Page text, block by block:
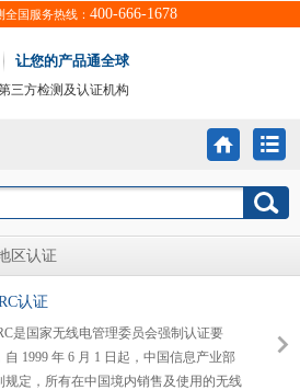
全国服务热线： 400-666-1678
让您的产品通全球
三方检测及认证机构
区认证
认证
是国家无线电管理委员会强制认证要
自 1999 年 6 月 1 日起，中国信息产业部
规定，所有在中国境内销售及使用的无线